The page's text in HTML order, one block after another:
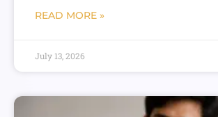
READ MORE »
July 13, 2026